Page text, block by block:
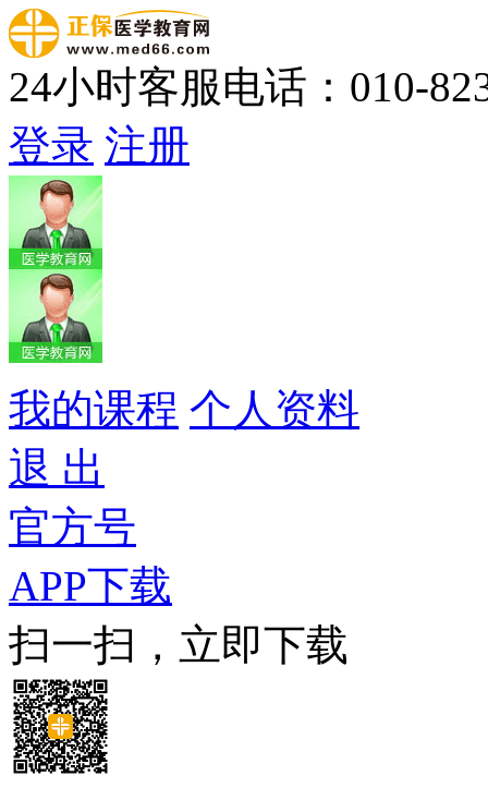
24小时客服电话：010-
登录 注册
我的课程 个人资料
退 出
官方号
APP下载
扫一扫，立即下载